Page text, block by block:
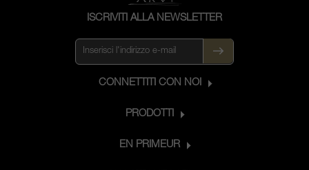
ISCRIVITI ALLA NEWSLETTER
CONNETTITI CON NOI
PRODOTTI
EN PRIMEUR